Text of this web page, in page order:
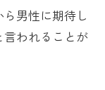
ら男性に期待し
われることが